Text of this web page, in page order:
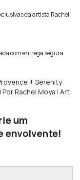
da artista Rachel
com entrega segura
+ Serenity
Rachel Moya | Art
um
envolvente!